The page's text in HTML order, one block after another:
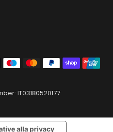
IT03180520177
alla privacy